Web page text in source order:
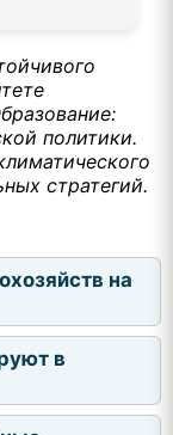
политики.
стратегий.
на
в